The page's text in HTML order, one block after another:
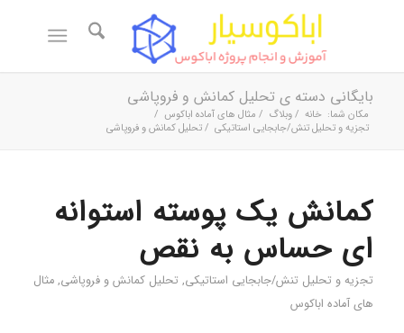
بایگانی دسته ی تحليل كمانش و فروپاشی
مکان شما: خانه / وبلاگ / مثال های آماده اباکوس /
تجزیه و تحلیل تنش/جابجایی استاتیکی / تحليل كمانش و فروپاشی
کمانش یک پوسته استوانه
ای حساس به نقص
تجزیه و تحلیل تنش/جابجایی استاتیکی, تحليل كمانش و فروپاشی, مثال
های آماده اباکوس